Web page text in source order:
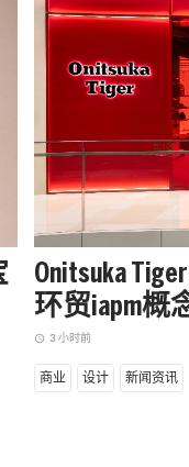
Onitsuka
环贸iapm概
access_time 3 小时前
商业 设计 新闻资讯